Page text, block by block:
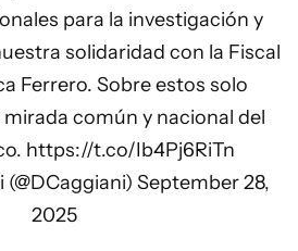
para la investigación y
solidaridad con la Fiscal
Ferrero. Sobre estos solo
común y nacional del
https://t.co/Ib4Pj6RiTn
September 28,
2025